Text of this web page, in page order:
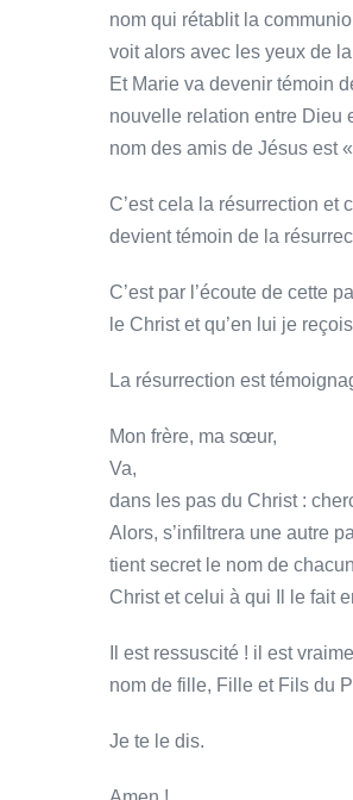
nom qui rétablit la
voit alors avec les yeux de
Et Marie va devenir témoin
nouvelle relation entre Dieu
nom des amis de Jésus est
C’est cela la résurrection et
devient témoin de la
C’est par l’écoute de cette
le Christ et qu’en lui je
La résurrection est
Mon frère, ma sœur,
Va,
dans les pas du Christ :
Alors, s’infiltrera une autre
tient secret le nom de
Christ et celui à qui Il le fait
Il est ressuscité ! il est
nom de fille, Fille et Fils du
Je te le dis.